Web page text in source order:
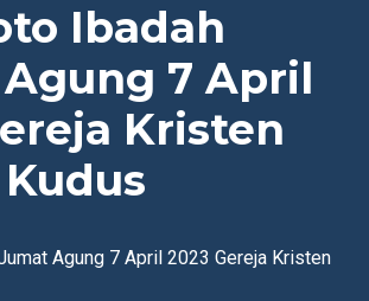
Ibadah
7 April
Kristen
Agung 7 April 2023 Gereja Kristen